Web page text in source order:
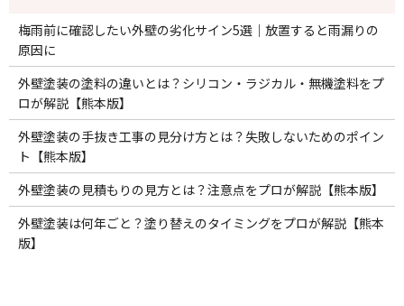
梅雨前に確認したい外壁の劣化サイン5選｜放置すると雨漏りの
原因に
外壁塗装の塗料の違いとは？シリコン・ラジカル・無機塗料をプ
ロが解説【熊本版】
外壁塗装の手抜き工事の見分け方とは？失敗しないためのポイン
ト【熊本版】
外壁塗装の見積もりの見方とは？注意点をプロが解説【熊本版】
外壁塗装は何年ごと？塗り替えのタイミングをプロが解説【熊本
版】